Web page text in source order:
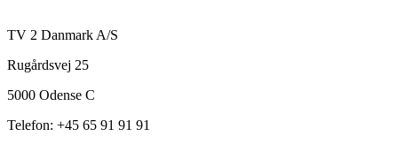
TV 2 Danmark A/S
Rugårdsvej 25
5000 Odense C
Telefon: +45 65 91 91 91